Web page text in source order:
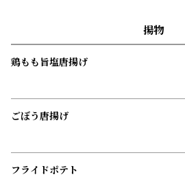
揚物
鶏もも旨塩唐揚げ
ごぼう唐揚げ
フライドポテト